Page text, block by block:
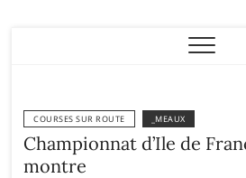
Eric
COURSES SUR ROUTE _MEAUX
Championnat d’Ile de
montre